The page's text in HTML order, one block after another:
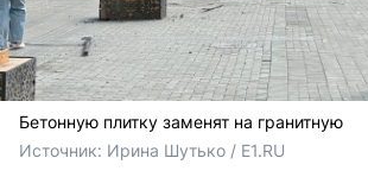
Бетонную плитку заменят на гранитную
Источник: Ирина Шутько / E1.RU